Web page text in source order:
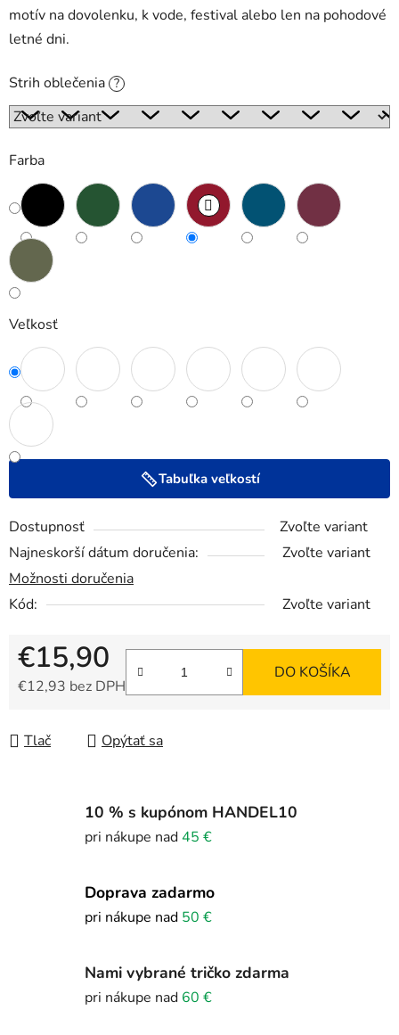
motív na dovolenku, k vode, festival alebo len na pohodové
letné dni.
Strih oblečenia ?
Farba
Veľkosť
Tabuľka veľkostí
Dostupnosť
Zvoľte variant
Najneskorší dátum doručenia:
Zvoľte variant
Možnosti doručenia
Kód:
Zvoľte variant
€15,90
€12,93 bez DPH
DO KOŠÍKA
Tlač Opýtať sa
10 % s kupónom HANDEL10
pri nákupe nad45 €
Doprava zadarmo
pri nákupe nad 50 €
Nami vybrané tričko zdarma
pri nákupe nad 60 €